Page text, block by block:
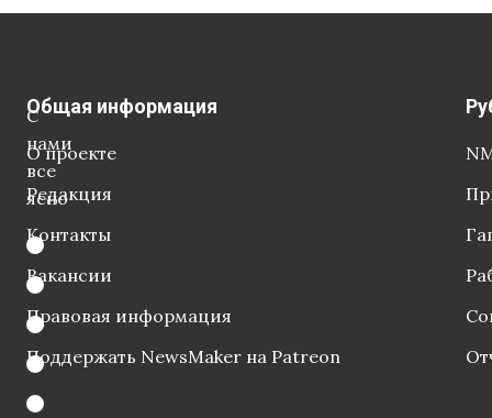
С
нами
все
ясно
Общая информация
О проекте
Редакция
Контакты
Вакансии
Правовая информация
Поддержать NewsMaker на Patreon